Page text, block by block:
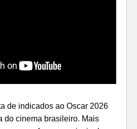
de indicados ao Oscar 2026
do cinema brasileiro. Mais